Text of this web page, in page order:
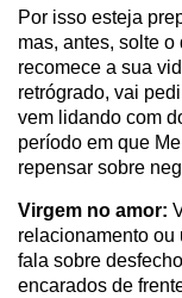
Por isso esteja
mas, antes, solte
recomece a sua
retrógrado, vai
vem lidando com
período em que
repensar sobre
Virgem no amor:
relacionamento ou
fala sobre
encarados de